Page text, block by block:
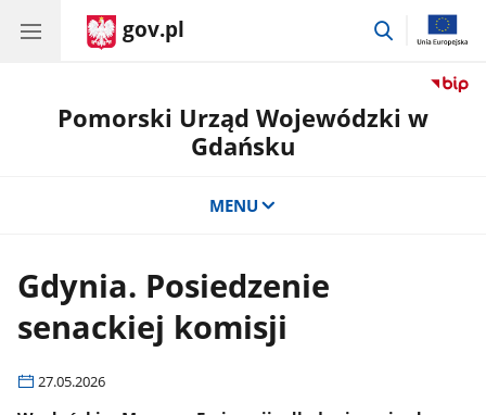
gov.pl
przejdź
Pomorski Urząd Wojewódzki w
Gdańsku
MENU
Gdynia. Posiedzenie
senackiej komisji
27.05.2026